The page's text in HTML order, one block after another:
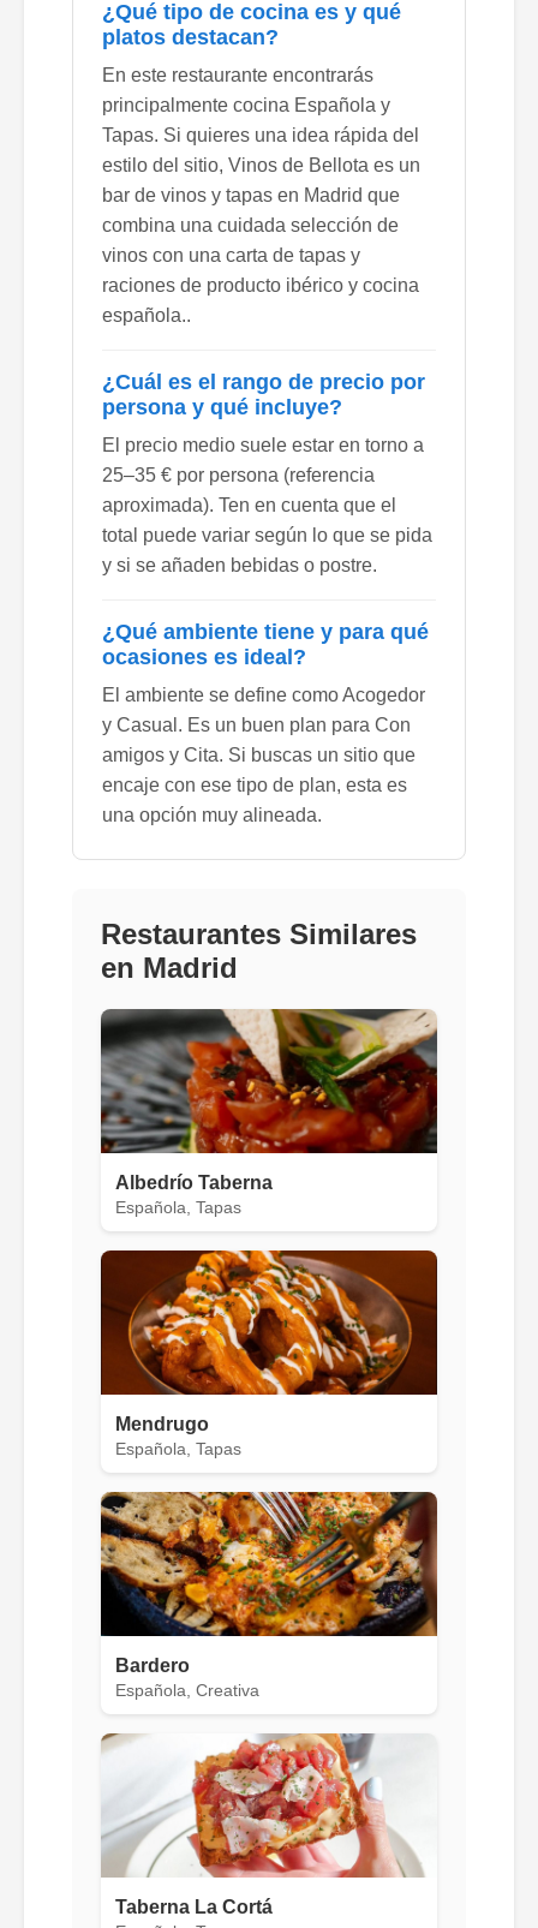
¿Qué tipo de cocina es y qué
platos destacan?
En este restaurante encontrarás
principalmente cocina Española y
Tapas. Si quieres una idea rápida del
estilo del sitio, Vinos de Bellota es un
bar de vinos y tapas en Madrid que
combina una cuidada selección de
vinos con una carta de tapas y
raciones de producto ibérico y cocina
española..
¿Cuál es el rango de precio por
persona y qué incluye?
El precio medio suele estar en torno a
25–35 € por persona (referencia
aproximada). Ten en cuenta que el
total puede variar según lo que se pida
y si se añaden bebidas o postre.
¿Qué ambiente tiene y para qué
ocasiones es ideal?
El ambiente se define como Acogedor
y Casual. Es un buen plan para Con
amigos y Cita. Si buscas un sitio que
encaje con ese tipo de plan, esta es
una opción muy alineada.
Restaurantes Similares
en Madrid
Albedrío Taberna
Española, Tapas
Mendrugo
Española, Tapas
Bardero
Española, Creativa
Taberna La Cortá